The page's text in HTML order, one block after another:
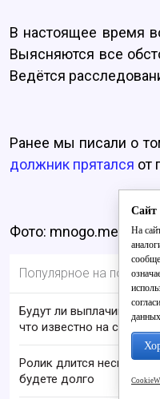
В настоящее время
Выясняются все
Ведётся
Ранее мы писали о
должник прятался от
Фото: mnogo.media
Популярное на портале
Будут ли выплачивать
что известно на сегодня
Ролик длится несколько
будете долго
Сайт
На